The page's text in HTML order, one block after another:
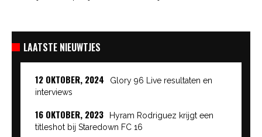
LAATSTE NIEUWTJES
12 OKTOBER, 2024
Glory 96 Live resultaten en
interviews
16 OKTOBER, 2023
Hyram Rodriguez krijgt een
titleshot bij Staredown FC 16